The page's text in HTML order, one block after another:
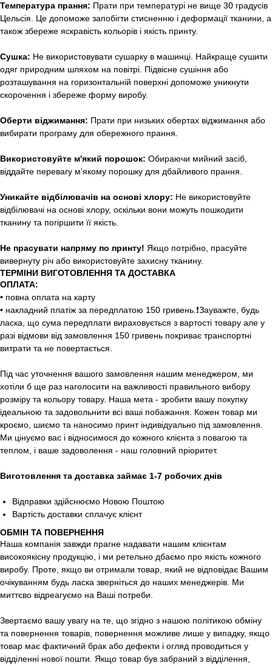
Температура прання: Прати при температурі не вище 30 градусів
Цельсія. Це допоможе запобігти стисненню і деформації тканини, а
також збереже яскравість кольорів і якість принту.
Сушка: Не використовувати сушарку в машинці. Найкраще сушити
одяг природним шляхом на повітрі. Підвісне сушіння або
розташування на горизонтальній поверхні допоможе уникнути
скорочення і збереже форму виробу.
Оберти віджимання: Прати при низьких обертах віджимання або
вибирати програму для обережного прання.
Використовуйте м'який порошок: Обираючи мийний засіб,
віддайте перевагу м'якому порошку для дбайливого прання.
Уникайте відбілювачів на основі хлору: Не використовуйте
відбілювачі на основі хлору, оскільки вони можуть пошкодити
тканину та погіршити її якість.
Не прасувати напряму по принту! Якщо потрібно, прасуйте
вивернуту річ або використовуйте захисну тканину.
ТЕРМІНИ ВИГОТОВЛЕННЯ ТА ДОСТАВКА
ОПЛАТА:
• повна оплата на карту
• накладний платіж за передплатою 150 гривень.❗️Зауважте, будь
ласка, що сума передплати вираховується з вартості товару але у
разі відмови від замовлення 150 гривень покриває транспортні
витрати та не повертається.
Під час уточнення вашого замовлення нашим менеджером, ми
хотіли б ще раз наголосити на важливості правильного вибору
розміру та кольору товару. Наша мета - зробити вашу покупку
ідеальною та задовольнити всі ваші побажання. Кожен товар ми
кроємо, шиємо та наносимо принт індивідуально під замовлення.
Ми цінуємо вас і відносимося до кожного клієнта з повагою та
теплом, і ваше задоволення - наш головний пріоритет.
Виготовлення та доставка займає 1-7 робочих днів
Відправки здійснюємо Новою Поштою
Вартість доставки сплачує клієнт
ОБМІН ТА ПОВЕРНЕННЯ
Наша компанія завжди прагне надавати нашим клієнтам
високоякісну продукцію, і ми ретельно дбаємо про якість кожного
виробу. Проте, якщо ви отримали товар, який не відповідає Вашим
очікуванням будь ласка зверніться до наших менеджерів. Ми
миттєво відреагуємо на Ваші потреби.
Звертаємо вашу увагу на те, що згідно з нашою політикою обміну
та повернення товарів, повернення можливе лише у випадку, якщо
товар має фактичний брак або дефекти і огляд проводиться у
відділенні нової пошти. Якщо товар був забраний з відділення,